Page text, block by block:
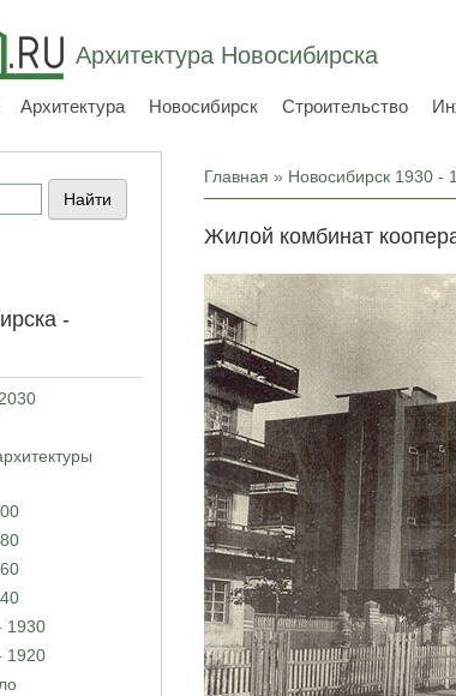
Архитектура Новосибирска
Архитектура Новосибирск Строительство
Вы здесь
Главная » Новосибирск 1930 -
Жилой комбинат
-
1930
1920